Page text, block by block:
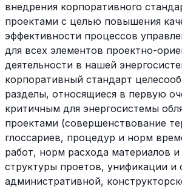
внедрения корпоративного
проектами с целью повышения
эффективности процессов
для всех элементов проектно-
деятельности в нашей
корпоративный стандарт
разделы, относящиеся в первую
критичным для энергосистемы
проектами (совершенствование
глоссариев, процедур и норм
работ, норм расхода материалов и
структуры проетов, унификации и
административной,